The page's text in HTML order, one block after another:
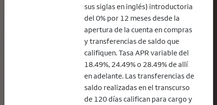
sus siglas en inglés) introductoria
del 0% por 12 meses desde la
apertura de la cuenta en compras
y transferencias de saldo que
califiquen. Tasa APR variable del
18.49%, 24.49% o 28.49% de allí
en adelante. Las transferencias de
saldo realizadas en el transcurso
de 120 días califican para cargo y